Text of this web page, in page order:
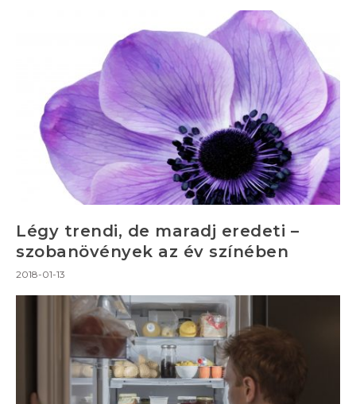
Légy trendi, de maradj eredeti –
szobanövények az év színében
2018-01-13